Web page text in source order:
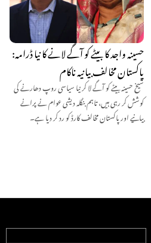
حسینہ واجد کا بیٹے کو آگے لانے کا نیا ڈرامہ:
پاکستان مخالف بیانیہ ناکام
شیخ حسینہ بیٹے کو آگے لا کر نیا سیاسی روپ دھارنے کی
کوشش کر رہی ہیں، تاہم بنگلہ دیشی عوام نے پرانے
بیانیے اور پاکستان مخالف کارڈ کو رد کر دیا ہے۔